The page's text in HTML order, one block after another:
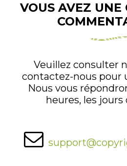
VOUS AVEZ UNE
Veuillez consulter
contactez-nous pour
Nous vous
heures, les jours